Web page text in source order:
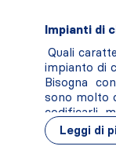
Impianti di
Quali
impianto di
Bisogna
sono molto
codificarli,
energetico
processo;
Leggi di